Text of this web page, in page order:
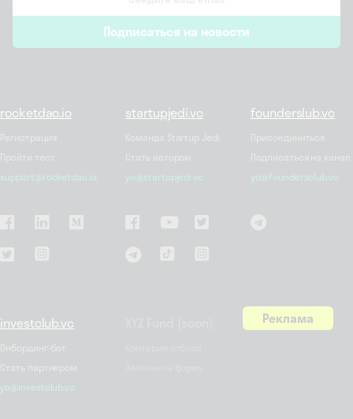
*
Подписаться на новости
rocketdao.io
Регистрация
Пройти тест
support@rocketdao.io
startupjedi.vc
Команда Startup Jedi
Стать автором
yo@startupjedi.vc
founderslub.vc
Присоединиться
Подписаться на канал
yo@foundersclub.vc
investclub.vc
Онбординг-бот
Стать партнером
yo@investclub.vc
Реклама